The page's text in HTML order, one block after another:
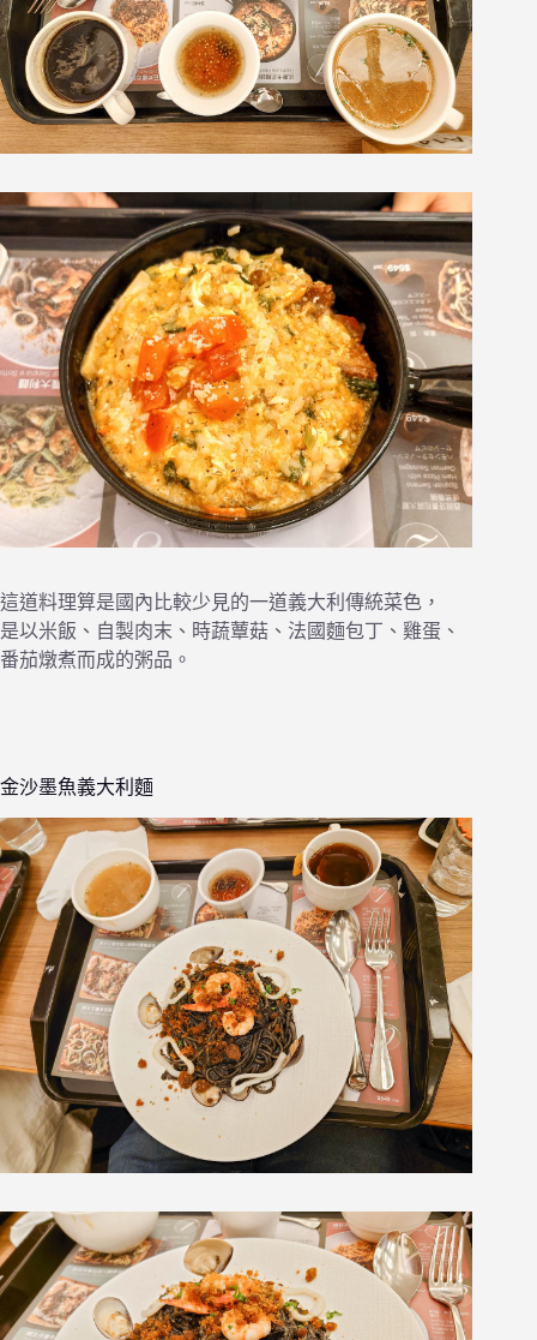
這道料理算是國內比較少見的一道義大利傳統菜色，
是以米飯、自製肉末、時蔬蕈菇、法國麵包丁、雞蛋、
番茄燉煮而成的粥品。
金沙墨魚義大利麵